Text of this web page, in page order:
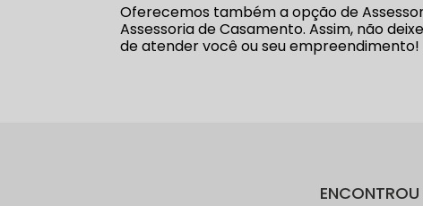
Oferecemos também a opção de
Assessoria de Casamento. Assim, não
de atender você ou seu empreendimento!